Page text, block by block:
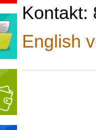
Kontakt:
English